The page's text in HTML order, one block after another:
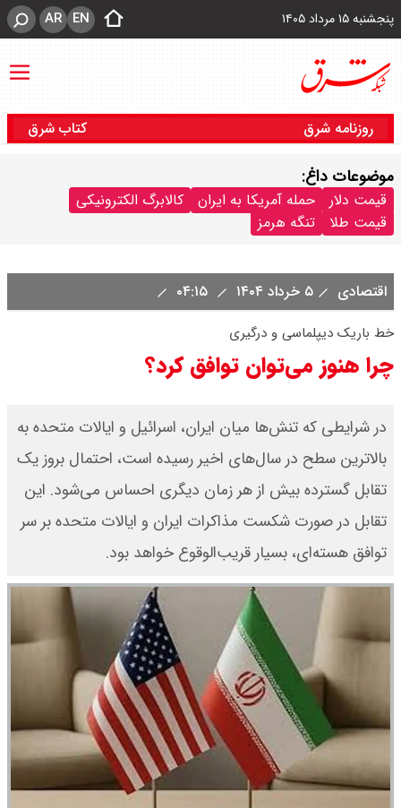
پنجشنبه ۱۵ مرداد ۱۴۰۵ EN
AR
روزنامه شرق کتاب شرق
موضوعات داغ:
قیمت دلار حمله آمریکا به ایران
کالابرگ الکترونیکی
قیمت طلا
تنگه هرمز
اقتصادی ۵ خرداد ۱۴۰۴
خط باریک دیپلماسی و درگیری
چرا هنوز می‌توان توافق کرد؟
در شرایطی که تنش‌ها میان ایران، اسرائیل و ایالات متحده به
بالاترین سطح در سال‌های اخیر رسیده است، احتمال بروز یک
تقابل گسترده بیش از هر زمان دیگری احساس می‌شود. این
تقابل در صورت شکست مذاکرات ایران و ایالات متحده بر سر
توافق هسته‌ای، بسیار قریب‌الوقوع خواهد بود.